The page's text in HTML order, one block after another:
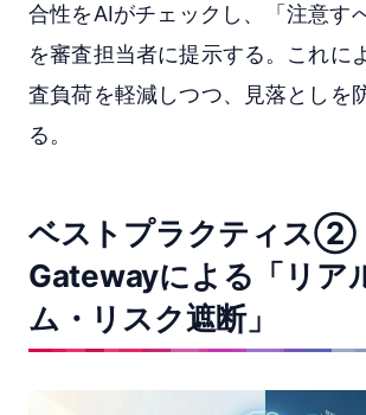
合性をAIがチェックし、「注意す
を審査担当者に提示する。これに
査負荷を軽減しつつ、見落としを
る。
ベストプラクティス②
Gatewayによる「リア
ム・リスク遮断」